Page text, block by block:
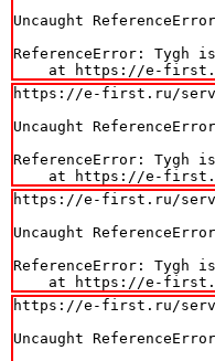
Uncaught
ReferenceError: Tygh
at https://e-
https://e-first.ru/
Uncaught
ReferenceError: Tygh
at https://e-
https://e-first.ru/
Uncaught
ReferenceError: Tygh
at https://e-
https://e-first.ru/
Uncaught